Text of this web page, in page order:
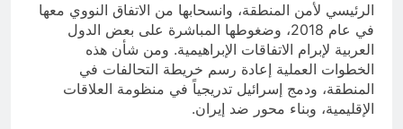
الرئيسي لأمن المنطقة، وانسحابها من الاتفاق النووي معها
في عام 2018، وضغوطها المباشرة على بعض الدول
العربية لإبرام الاتفاقات الإبراهيمية. ومن شأن هذه
الخطوات العملية إعادة رسم خريطة التحالفات في
المنطقة، ودمج إسرائيل تدريجياً في منظومة العلاقات
الإقليمية، وبناء محور ضد إيران.